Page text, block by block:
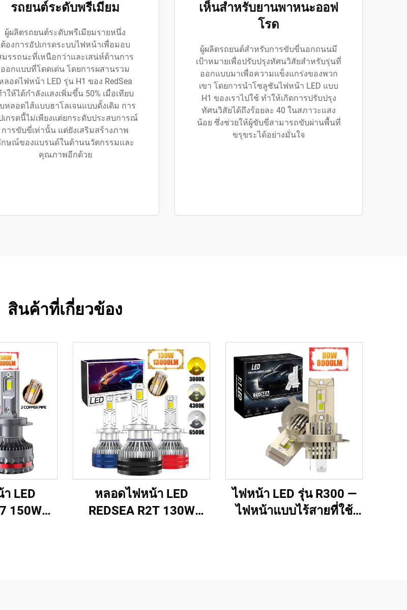
รถยนต์ระดับพรีเมียม
ผู้ผลิตรถยนต์ระดับพรีเมียมรายหนึ่ง
ต้องการอัปเกรดระบบไฟหน้าเพื่อมอบ
มรรถนะที่เหนือกว่าและเสน่ห์ด้านการ
ออกแบบที่โดดเด่น โดยการผสานรวม
ลอดไฟหน้า LED รุ่น H1 ของ RedSea
ให้ได้กำลังแสงเพิ่มขึ้น 50% เมื่อเทียบ
หลอดไส้แบบฮาโลเจนแบบดั้งเดิม การ
เกรดนี้ไม่เพียงแต่ยกระดับประสบการณ์
การขับขี่เท่านั้น แต่ยังเสริมสร้างภาพ
ษณ์ของแบรนด์ในด้านนวัตกรรมและ
คุณภาพอีกด้วย
เห็นสำหรับยานพาหนะออฟ
โรด
ผู้ผลิตรถยนต์สำหรับการขับขี่นอกถนนมี
เป้าหมายเพื่อปรับปรุงทัศนวิสัยสำหรับรุ่นที่
ออกแบบมาเพื่อความแข็งแกร่งของพวก
เขา โดยการนำโซลูชันไฟหน้า LED แบบ
H1 ของเราไปใช้ ทำให้เกิดการปรับปรุง
ทัศนวิสัยได้ถึงร้อยละ 40 ในสภาวะแสง
น้อย ซึ่งช่วยให้ผู้ขับขี่สามารถขับผ่านพื้นที่
ขรุขระได้อย่างมั่นใจ
สินค้าที่เกี่ยวข้อง
LED
150W
หลอดไฟหน้า LED
REDSEA R2T 130W
ไฟหน้า LED รุ่น R300 —
ไฟหน้าแบบไร้สายที่ใช้